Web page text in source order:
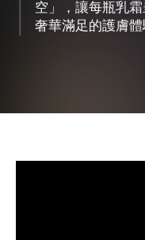
空」，讓每瓶乳
奢華滿足的護膚體